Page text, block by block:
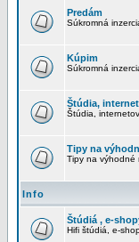
Predám
Súkromná
Kúpim
Súkromná
Štúdia,
Štúdia,
Tipy na
Tipy na výhodné
Info
Štúdiá , e-
Hifi štúdiá, e-